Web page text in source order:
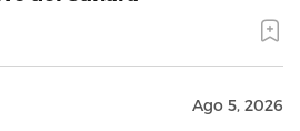
Ago 5, 2026